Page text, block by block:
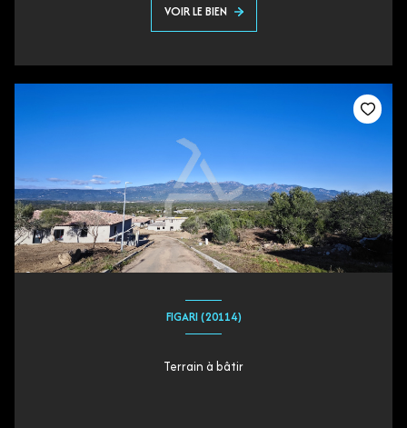
VOIR LE BIEN
FIGARI (20114)
Terrain à bâtir